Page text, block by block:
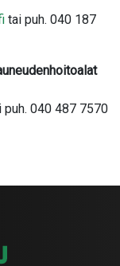
tai puh. 040 187
puh. 040 487 7570